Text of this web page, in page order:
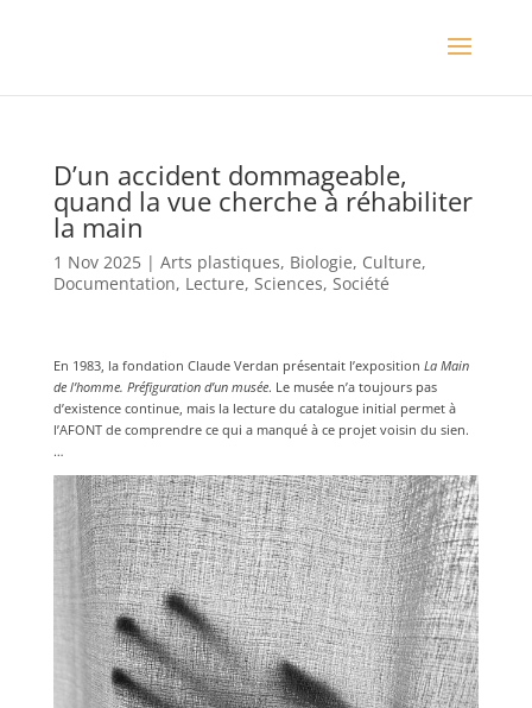
D’un accident dommageable,
quand la vue cherche à réhabiliter
la main
1 Nov 2025| Arts plastiques, Biologie, Culture,
Documentation, Lecture, Sciences, Société
En 1983, la fondation Claude Verdan présentait l’exposition La Main
de l’homme. Préfiguration d’un musée. Le musée n’a toujours pas
d’existence continue, mais la lecture du catalogue initial permet à
l’AFONT de comprendre ce qui a manqué à ce projet voisin du sien.
…